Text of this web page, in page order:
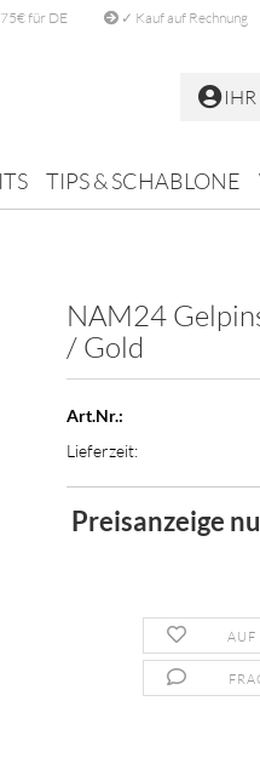
für DE ✓ Kauf auf Rechnung
TIPS & SCHABLONE
NAM24
/ Gold
Art.Nr.:
Lieferzeit:
Preisanzeige
AUF